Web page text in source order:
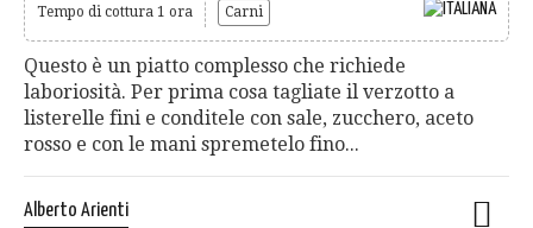
Tempo di cottura 1 ora Carni
Questo è un piatto complesso che richiede
laboriosità. Per prima cosa tagliate il verzotto a
listerelle fini e conditele con sale, zucchero, aceto
rosso e con le mani spremetelo fino...
Alberto Arienti